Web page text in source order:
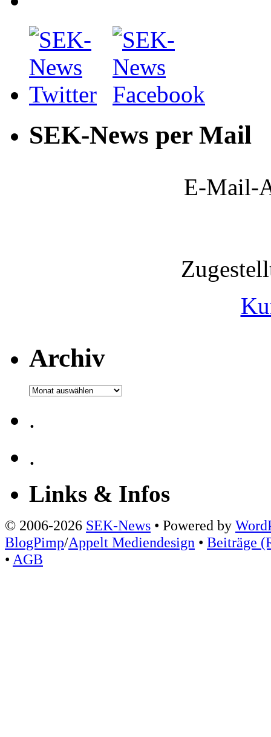
SEK-News per Mail
E-Mail-
Archiv
Archiv
.
.
Links & Infos
© 2006-2026 SEK-News • Powered by
BlogPimp/Appelt Mediendesign • Beiträge
• AGB